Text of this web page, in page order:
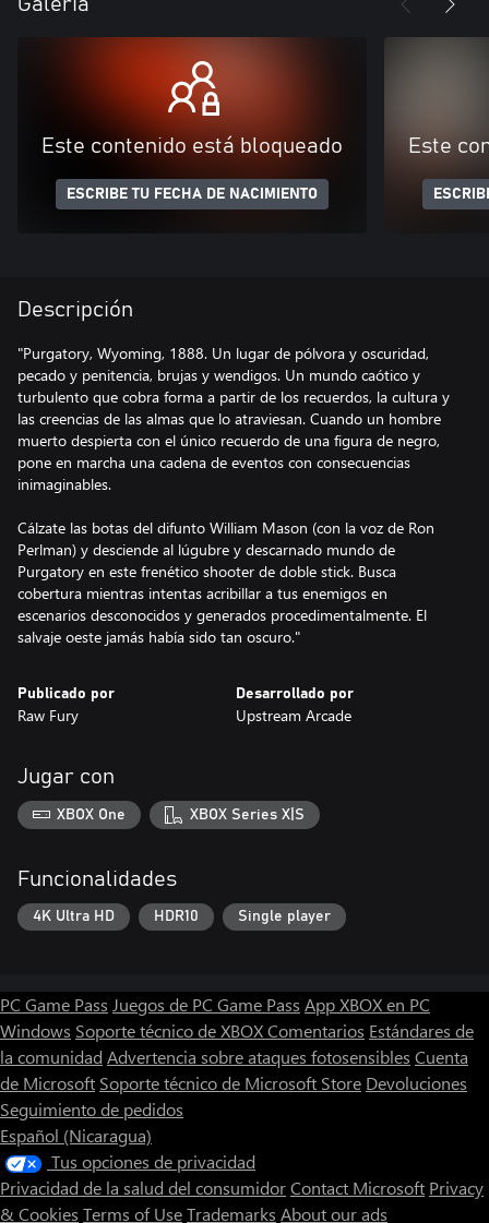
Galería
Este contenido está bloqueado
ESCRIBE TU FECHA DE NACIMIENTO
Este
Descripción
"Purgatory, Wyoming, 1888. Un lugar de pólvora y oscuridad,
pecado y penitencia, brujas y wendigos. Un mundo caótico y
turbulento que cobra forma a partir de los recuerdos, la cultura y
las creencias de las almas que lo atraviesan. Cuando un hombre
muerto despierta con el único recuerdo de una figura de negro,
pone en marcha una cadena de eventos con consecuencias
inimaginables.
Cálzate las botas del difunto William Mason (con la voz de Ron
Perlman) y desciende al lúgubre y descarnado mundo de
Purgatory en este frenético shooter de doble stick. Busca
cobertura mientras intentas acribillar a tus enemigos en
escenarios desconocidos y generados procedimentalmente. El
salvaje oeste jamás había sido tan oscuro."
Publicado por
Raw Fury
Desarrollado por
Upstream Arcade
Jugar con
XBOX One XBOX Series X|S
Funcionalidades
4K Ultra HD HDR10 Single player
PC Game Pass Juegos de PC Game Pass App XBOX en PC
Windows Soporte técnico de XBOXComentarios Estándares de
la comunidad Advertencia sobre ataques fotosensibles Cuenta
de Microsoft Soporte técnico de Microsoft Store Devoluciones
Seguimiento de pedidos
Español (Nicaragua)
Tus opciones de privacidad
Privacidad de la salud del consumidorContact Microsoft Privacy
& Cookies Terms of UseTrademarks About our ads